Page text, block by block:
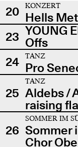
20
KONZERT
Hells
23 YOUNG
Offs
24
TANZ
Pro
25
TANZ
Aldebs /
raising
26
SOMMER IM
Sommer
Chor